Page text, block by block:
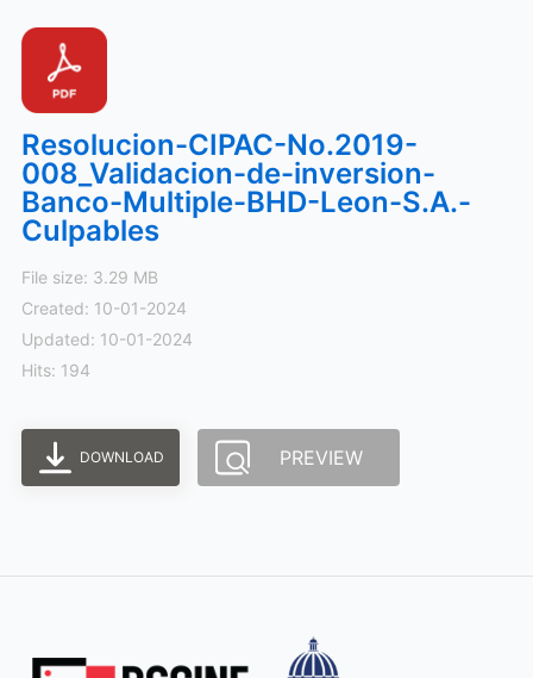
Resolucion-CIPAC-No.2019-
008_Validacion-de-inversion-
Banco-Multiple-BHD-Leon-S.A.-
Culpables
File size: 3.29 MB
Created: 10-01-2024
Updated: 10-01-2024
Hits: 194
DOWNLOAD PREVIEW